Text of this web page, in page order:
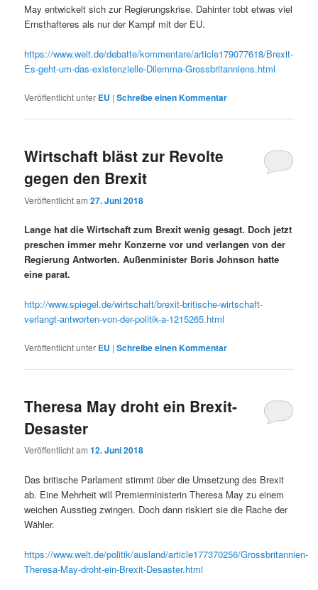
May entwickelt sich zur Regierungskrise. Dahinter tobt etwas viel
Ernsthafteres als nur der Kampf mit der EU.
https://www.welt.de/debatte/kommentare/article179077618/Brexit-
Es-geht-um-das-existenzielle-Dilemma-Grossbritanniens.html
Veröffentlicht unter EU |Schreibe einen Kommentar
Wirtschaft bläst zur Revolte
gegen den Brexit
Veröffentlicht am27. Juni 2018
Lange hat die Wirtschaft zum Brexit wenig gesagt. Doch jetzt
preschen immer mehr Konzerne vor und verlangen von der
Regierung Antworten. Außenminister Boris Johnson hatte
eine parat.
http://www.spiegel.de/wirtschaft/brexit-britische-wirtschaft-
verlangt-antworten-von-der-politik-a-1215265.html
Veröffentlicht unter EU |Schreibe einen Kommentar
Theresa May droht ein Brexit-
Desaster
Veröffentlicht am12. Juni 2018
Das britische Parlament stimmt über die Umsetzung des Brexit
ab. Eine Mehrheit will Premierministerin Theresa May zu einem
weichen Ausstieg zwingen. Doch dann riskiert sie die Rache der
Wähler.
https://www.welt.de/politik/ausland/article177370256/Grossbritannien-
Theresa-May-droht-ein-Brexit-Desaster.html